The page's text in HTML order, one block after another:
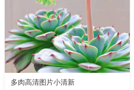
多肉高清图片小清新